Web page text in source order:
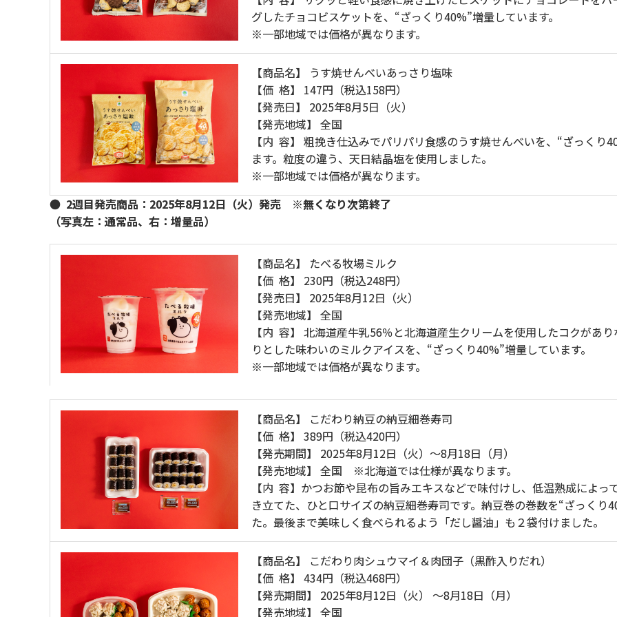
グしたチョコビスケットを、“ざっくり40%”増量しています。
※一部地域では価格が異なります。
【商品名】 うす焼せんべいあっさり塩味
【価 格】 147円（税込158円）
【発売日】 2025年8月5日（火）
【発売地域】 全国
【内 容】 粗挽き仕込みでパリパリ食感のうす焼せんべいを、“ざっくり
ます。粒度の違う、天日結晶塩を使用しました。
※一部地域では価格が異なります。
● 2週目発売商品：2025年8月12日（火）発売 ※無くなり次第終了
（写真左：通常品、右：増量品）
【商品名】 たべる牧場ミルク
【価 格】 230円（税込248円）
【発売日】 2025年8月12日（火）
【発売地域】 全国
【内 容】 北海道産牛乳56％と北海道産生クリームを使用したコクがあ
りとした味わいのミルクアイスを、“ざっくり40%”増量しています。
※一部地域では価格が異なります。
【商品名】 こだわり納豆の納豆細巻寿司
【価 格】 389円（税込420円）
【発売期間】 2025年8月12日（火）～8月18日（月）
【発売地域】 全国 ※北海道では仕様が異なります。
【内 容】かつお節や昆布の旨みエキスなどで味付けし、低温熟成によっ
き立てた、ひと口サイズの納豆細巻寿司です。納豆巻の巻数を“ざっくり
た。最後まで美味しく食べられるよう「だし醤油」も２袋付けました。
【商品名】 こだわり肉シュウマイ＆肉団子（黒酢入りだれ）
【価 格】 434円（税込468円）
【発売期間】 2025年8月12日（火） ～8月18日（月）
【発売地域】 全国